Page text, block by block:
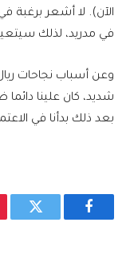
الآن). لا أشعر برغبة
في مدريد، لذلك
وعن أسباب نجاحات
شديد، كان علينا
بعد ذلك بدأنا في
فيسبوك تويتر